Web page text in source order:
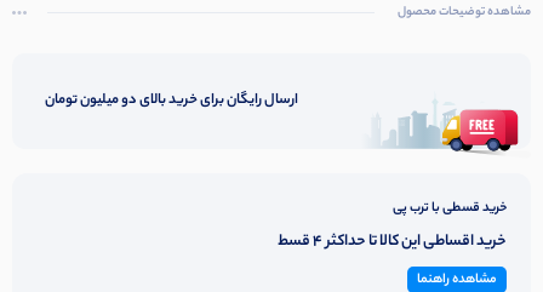
مشاهده توضیحات محصول
ارسال رایگان برای خرید بالای دو میلیون تومان
خرید قسطی با ترب پی
خرید اقساطی این کالا تا حداکثر 4 قسط
مشاهده راهنما